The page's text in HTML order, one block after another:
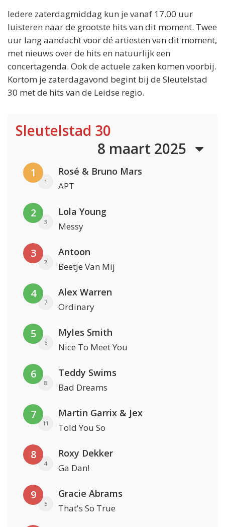
Iedere zaterdagmiddag kun je vanaf 17.00 uur
luisteren naar de grootste hits van dit moment. Twee
uur lang aandacht voor dé artiesten van dit moment,
met nieuws over de hits en natuurlijk een
concertagenda. Ook de actuele zaken komen voorbij.
Kortom je zaterdagavond begint bij de Sleutelstad
30 met de hits van de Leidse regio.
Sleutelstad 30
8 maart 2025
1
1
Rosé & Bruno Mars
APT
2
3
Lola Young
Messy
3
2
Antoon
Beetje Van Mij
4
7
Alex Warren
Ordinary
5
6
Myles Smith
Nice To Meet You
6
8
Teddy Swims
Bad Dreams
7
11
Martin Garrix & Jex
Told You So
8
4
Roxy Dekker
Ga Dan!
9
5
Gracie Abrams
That's So True